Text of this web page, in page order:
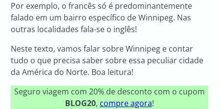
Por exemplo, o francês só é predominantemente
falado em um bairro específico de Winnipeg. Nas
outras localidades fala-se o inglês!
Neste texto, vamos falar sobre Winnipeg e contar
tudo o que precisa saber sobre essa peculiar cidade
da América do Norte. Boa leitura!
Seguro viagem com 20% de desconto com o cupom
BLOG20, compre agora!